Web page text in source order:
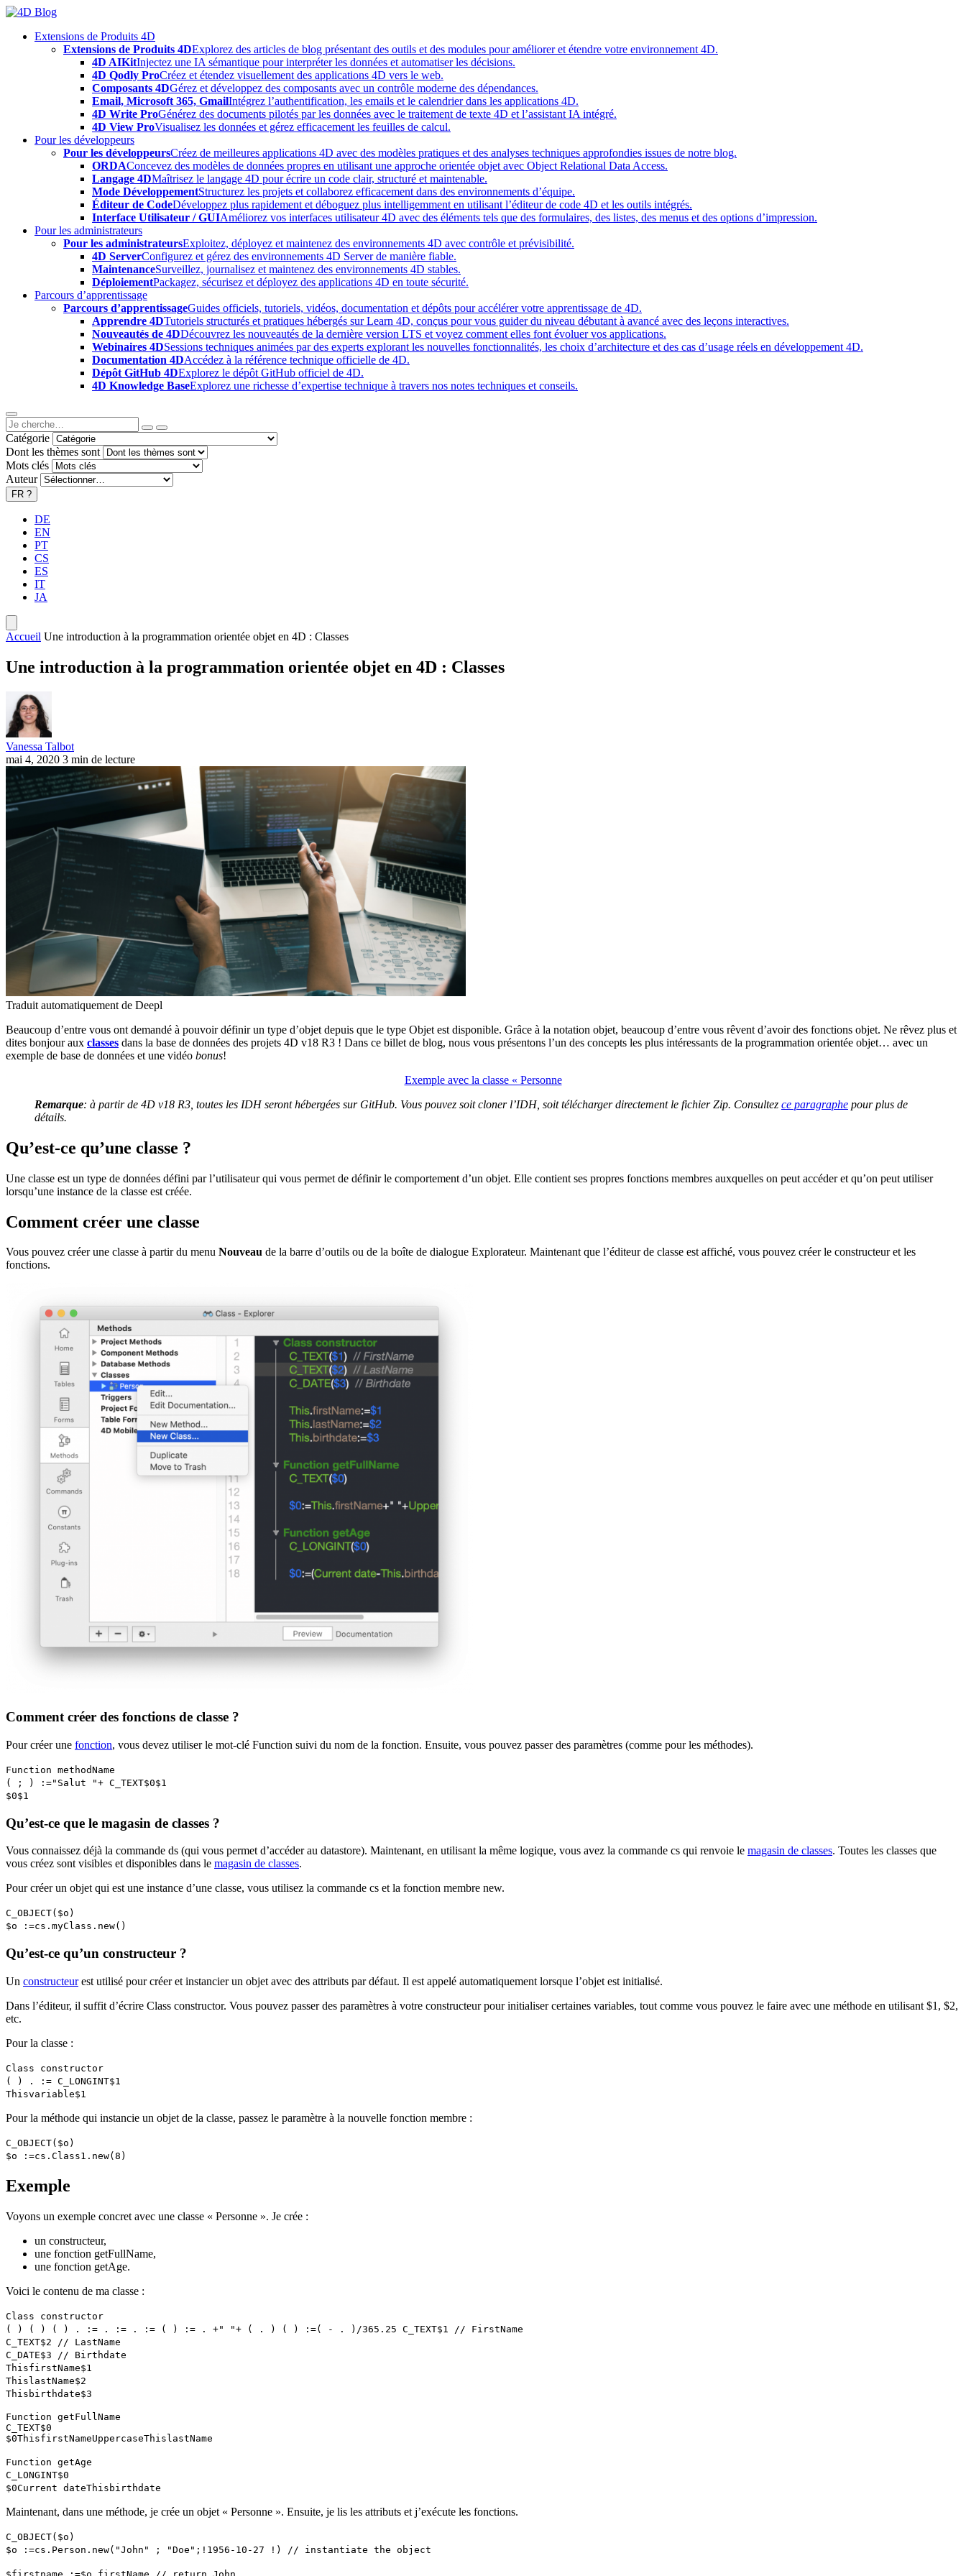
Skip
contentExtensions de Produits 4D
Extensions de Produits 4DExplorez des articles de blog présentant des outils et des modules pour améliorer et étendre votre environnement 4D.
4D AIKitInjectez une IA sémantique pour interpréter les données et automatiser les décisions.
4D Qodly ProCréez et étendez visuellement des applications 4D vers le web.
Composants 4DGérez et développez des composants avec un contrôle moderne des dépendances.
Email, Microsoft 365, GmailIntégrez l’authentification, les emails et le calendrier dans les applications 4D.
4D Write ProGénérez des documents pilotés par les données avec le traitement de texte 4D et l’assistant IA intégré.
4D View ProVisualisez les données et gérez efficacement les feuilles de calcul.
Pour les développeurs
Pour les développeursCréez de meilleures applications 4D avec des modèles pratiques et des analyses techniques approfondies issues de notre blog.
ORDAConcevez des modèles de données propres en utilisant une approche orientée objet avec Object Relational Data Access.
Langage 4DMaîtrisez le langage 4D pour écrire un code clair, structuré et maintenable.
Mode DéveloppementStructurez les projets et collaborez efficacement dans des environnements d’équipe.
Éditeur de CodeDéveloppez plus rapidement et déboguez plus intelligemment en utilisant l’éditeur de code 4D et les outils intégrés.
Interface Utilisateur / GUIAméliorez vos interfaces utilisateur 4D avec des éléments tels que des formulaires, des listes, des menus et des options d’impression.
Pour les administrateurs
Pour les administrateursExploitez, déployez et maintenez des environnements 4D avec contrôle et prévisibilité.
4D ServerConfigurez et gérez des environnements 4D Server de manière fiable.
MaintenanceSurveillez, journalisez et maintenez des environnements 4D stables.
DéploiementPackagez, sécurisez et déployez des applications 4D en toute sécurité.
Parcours d’apprentissage
Parcours d’apprentissageGuides officiels, tutoriels, vidéos, documentation et dépôts pour accélérer votre apprentissage de 4D.
Apprendre 4DTutoriels structurés et pratiques hébergés sur Learn 4D, conçus pour vous guider du niveau débutant à avancé avec des leçons interactives.
Nouveautés de 4DDécouvrez les nouveautés de la dernière version LTS et voyez comment elles font évoluer vos applications.
Webinaires 4DSessions techniques animées par des experts explorant les nouvelles fonctionnalités, les choix d’architecture et des cas d’usage réels en développement 4D.
Documentation 4DAccédez à la référence technique officielle de 4D.
Dépôt GitHub 4DExplorez le dépôt GitHub officiel de 4D.
4D Knowledge BaseExplorez une richesse d’expertise technique à travers nos notes techniques et conseils.
Catégorie
Dont les thèmes sont
Mots clés
Auteur
FR ?
DE
EN
PT
CS
ES
IT
JA
Accueil Une introduction à la programmation orientée objet en 4D : Classes
Une introduction à la programmation orientée objet en 4D : Classes
Vanessa Talbot
mai 4, 2020 3 min de lecture
Traduit automatiquement de Deepl
Beaucoup d’entre vous ont demandé à pouvoir définir un type d’objet depuis que le type Objet est disponible. Grâce à la notation objet, beaucoup d’entre vous rêvent d’avoir des fonctions objet. Ne rêvez plus et
dites bonjour aux classes dans la base de données des projets 4D v18 R3 ! Dans ce billet de blog, nous vous présentons l’un des concepts les plus intéressants de la programmation orientée objet… avec un
exemple de base de données et une vidéo bonus!
Exemple avec la classe « Personne
Remarque: à partir de 4D v18 R3, toutes les IDH seront hébergées sur GitHub. Vous pouvez soit cloner l’IDH, soit télécharger directement le fichier Zip. Consultez ce paragraphe pour plus de
détails.
Qu’est-ce qu’une classe ?
Une classe est un type de données défini par l’utilisateur qui vous permet de définir le comportement d’un objet. Elle contient ses propres fonctions membres auxquelles on peut accéder et qu’on peut utiliser
lorsqu’une instance de la classe est créée.
Comment créer une classe
Vous pouvez créer une classe à partir du menu Nouveau de la barre d’outils ou de la boîte de dialogue Explorateur. Maintenant que l’éditeur de classe est affiché, vous pouvez créer le constructeur et les
fonctions.
Comment créer des fonctions de classe ?
Pour créer une fonction, vous devez utiliser le mot-clé Function suivi du nom de la fonction. Ensuite, vous pouvez passer des paramètres (comme pour les méthodes).
Function methodName
( ; ) :="Salut "+ C_TEXT$0$1
$0$1
Qu’est-ce que le magasin de classes ?
Vous connaissez déjà la commande ds (qui vous permet d’accéder au datastore). Maintenant, en utilisant la même logique, vous avez la commande cs qui renvoie le magasin de classes. Toutes les classes que
vous créez sont visibles et disponibles dans le magasin de classes.
Pour créer un objet qui est une instance d’une classe, vous utilisez la commande cs et la fonction membre new.
C_OBJECT($o)
$o :=cs . myClass . new()
Qu’est-ce qu’un constructeur ?
Un constructeurest utilisé pour créer et instancier un objet avec des attributs par défaut. Il est appelé automatiquement lorsque l’objet est initialisé.
Dans l’éditeur, il suffit d’écrire Class constructor. Vous pouvez passer des paramètres à votre constructeur pour initialiser certaines variables, tout comme vous pouvez le faire avec une méthode en utilisant $1, $2,
etc.
Pour la classe :
Class constructor
( ) . := C_LONGINT$1
Thisvariable$1
Pour la méthode qui instancie un objet de la classe, passez le paramètre à la nouvelle fonction membre :
C_OBJECT($o)
$o :=cs . Class1 . new(8)
Exemple
Voyons un exemple concret avec une classe « Personne ». Je crée :
un constructeur,
une fonction getFullName,
une fonction getAge.
Voici le contenu de ma classe :
Class constructor
( ) ( ) ( ) . := . := . := ( ) := . +" "+ ( . ) ( ) :=( - . )/365.25 C_TEXT$1
// FirstName
C_TEXT$2
// LastName
C_DATE$3
// Birthdate
ThisfirstName$1
ThislastName$2
This birthdate$3
Function getFullName
C_TEXT$0
$0ThisfirstNameUppercaseThislastName
Function getAge
C_LONGINT$0
$0Current dateThis birthdate
Maintenant, dans une méthode, je crée un objet « Personne ». Ensuite, je lis les attributs et j’exécute les fonctions.
C_OBJECT($o)
$o :=cs . Person . new("John" ; "Doe";!1956-10-27 !) // instantiate the object